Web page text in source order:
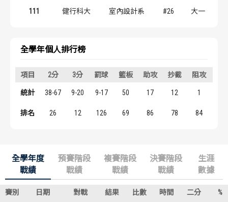
111 健行科大 室內設計系 #26 大一
全學年個人排行榜
項目 2分 3分 罰球 籃板 助攻 抄截 阻攻
統計 38-67 9-20 9-17 50 17 12 1
排名 26 12 126 69 86 78 84
全學年度
戰績
預賽階段
戰績
複賽階段
戰績
決賽階段
戰績
生涯
數據
賽別 日期 對戰 結果 比數 時間 二分
%